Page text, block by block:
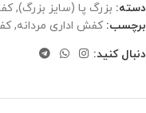
دسته: بزرگ پا (سایز بزرگ),
برچسب: کفش اداری مردانه,
دنبال کنید: